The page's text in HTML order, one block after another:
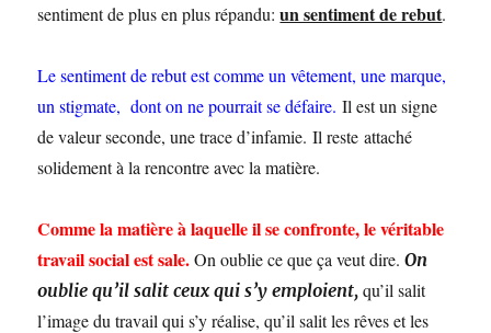
sentiment de plus en plus répandu:un sentiment de rebut.
Le sentiment de rebut est comme un vêtement, une marque,
un stigmate, dont on ne pourrait se défaire. Il est un signe
de valeur seconde, une trace d’infamie. Il reste attaché
solidement à la rencontre avec la matière.
Comme la matière à laquelle il se confronte, le véritable
travail social est sale.On oublie ce que ça veut dire.On
oublie qu’il salit ceux qui s’y emploient, qu’il salit
l’image du travail qui s’y réalise, qu’il salit les rêves et les